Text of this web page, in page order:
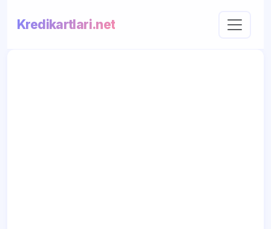
Kredikartlari.net